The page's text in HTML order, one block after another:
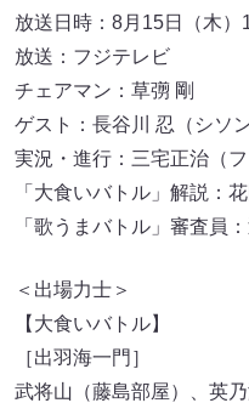
放送日時：8月15日（木）
放送：フジテレビ
チェアマン：草彅 剛
ゲスト：長谷川 忍（シソ
実況・進行：三宅正治（
「大食いバトル」解説：
「歌うまバトル」審査員
＜出場力士＞
【大食いバトル】
［出羽海一門］
武将山（藤島部屋）、英